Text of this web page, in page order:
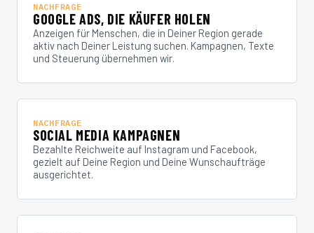
NACHFRAGE
GOOGLE ADS, DIE KÄUFER HOLEN
Anzeigen für Menschen, die in Deiner Region gerade
aktiv nach Deiner Leistung suchen. Kampagnen, Texte
und Steuerung übernehmen wir.
NACHFRAGE
SOCIAL MEDIA KAMPAGNEN
Bezahlte Reichweite auf Instagram und Facebook,
gezielt auf Deine Region und Deine Wunschaufträge
ausgerichtet.